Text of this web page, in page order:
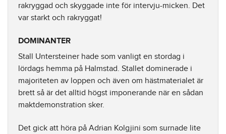
rakryggad och skyggade inte för intervju-micken. Det
var starkt och rakryggat!
DOMINANTER
Stall Untersteiner hade som vanligt en stordag i
lördags hemma på Halmstad. Stallet dominerade i
majoriteten av loppen och även om hästmaterialet är
brett så är det alltid högst imponerande när en sådan
maktdemonstration sker.
Det gick att höra på Adrian Kolgjini som surnade lite